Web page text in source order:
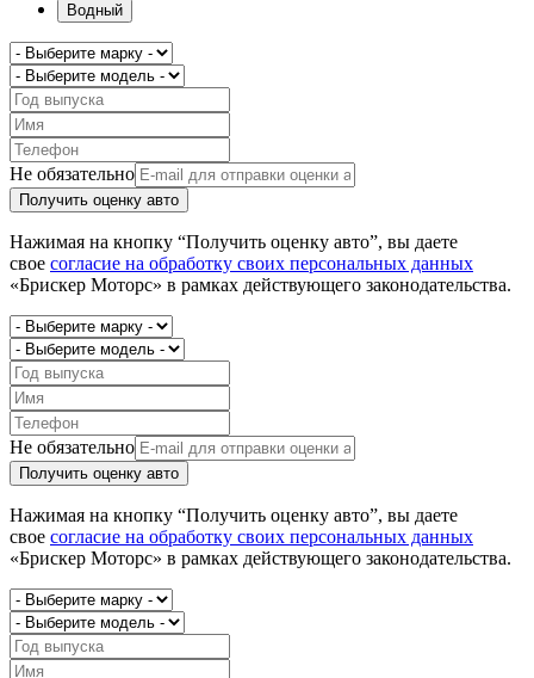
Водный
Не обязательно
Получить оценку авто
Нажимая на кнопку “Получить оценку авто”, вы даете
свое согласие на обработку своих персональных данных
«Брискер Моторс» в рамках действующего законодательства.
Не обязательно
Получить оценку авто
Нажимая на кнопку “Получить оценку авто”, вы даете
свое согласие на обработку своих персональных данных
«Брискер Моторс» в рамках действующего законодательства.